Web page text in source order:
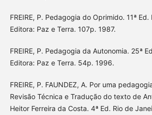
FREIRE, P. Pedagogia do Oprimido. 11ª
Editora: Paz e Terra. 107p. 1987.
FREIRE, P. Pedagogia da Autonomia. 25ª
Editora: Paz e Terra. 54p. 1996.
FREIRE, P. FAUNDEZ, A. Por uma
Revisão Técnica e Tradução do texto de
Heitor Ferreira da Costa. 4ª Ed. Rio de